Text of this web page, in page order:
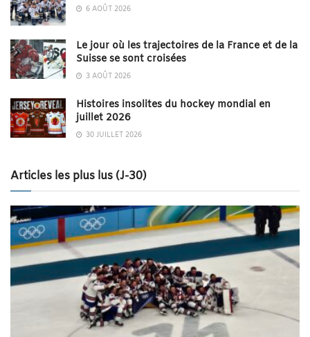
6 AOÛT 2026
Le jour où les trajectoires de la France et de la
Suisse se sont croisées
3 AOÛT 2026
Histoires insolites du hockey mondial en
juillet 2026
30 JUILLET 2026
Articles les plus lus (J-30)